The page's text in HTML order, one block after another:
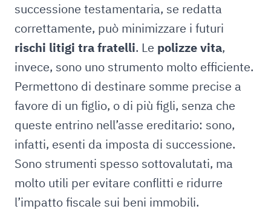
successione testamentaria, se redatta
correttamente, può minimizzare i futuri
rischi litigi tra fratelli. Le polizze vita,
invece, sono uno strumento molto efficiente.
Permettono di destinare somme precise a
favore di un figlio, o di più figli, senza che
queste entrino nell’asse ereditario: sono,
infatti, esenti da imposta di successione.
Sono strumenti spesso sottovalutati, ma
molto utili per evitare conflitti e ridurre
l’impatto fiscale sui beni immobili.